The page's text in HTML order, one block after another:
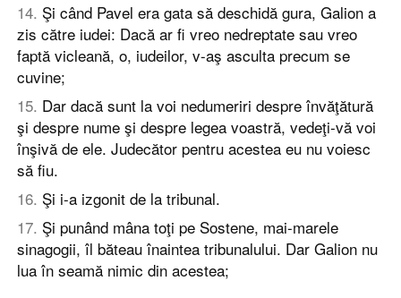
14. Şi când Pavel era gata să deschidă gura, Galion a
zis către iudei: Dacă ar fi vreo nedreptate sau vreo
faptă vicleană, o, iudeilor, v-aş asculta precum se
cuvine;
15. Dar dacă sunt la voi nedumeriri despre învăţătură
şi despre nume şi despre legea voastră, vedeţi-vă voi
înşivă de ele. Judecător pentru acestea eu nu voiesc
să fiu.
16. Şi i-a izgonit de la tribunal.
17. Şi punând mâna toţi pe Sostene, mai-marele
sinagogii, îl băteau înaintea tribunalului. Dar Galion nu
lua în seamă nimic din acestea;